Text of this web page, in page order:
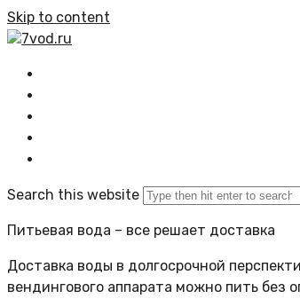
Skip to content
7vod.ru
Search this website
Питьевая вода – все решает доставка
Доставка воды в долгосрочной
вендингового аппарата можно пить без